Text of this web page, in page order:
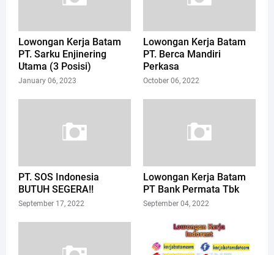
Lowongan Kerja Batam
PT. Sarku Enjinering
Utama (3 Posisi)
January 06, 2023
Lowongan Kerja Batam
PT. Berca Mandiri
Perkasa
October 06, 2022
PT. SOS Indonesia
BUTUH SEGERA!!
September 17, 2022
Lowongan Kerja Batam
PT Bank Permata Tbk
September 04, 2022